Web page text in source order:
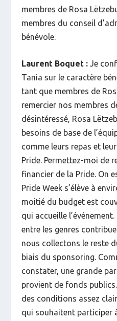
membres de Rosa
membres du conseil
bénévole.
Laurent Boquet :Je
Tania sur le caractère
tant que membres de
remercier nos membres
désintéressé, Rosa
besoins de base de
comme leurs repas et
Pride. Permettez-moi de
financier de la Pride. On
Pride Week s’élève à
moitié du budget est
qui accueille
entre les genres
nous collectons le reste
biais du sponsoring.
constater, une grande
provient de fonds
des conditions assez
qui souhaitent participer